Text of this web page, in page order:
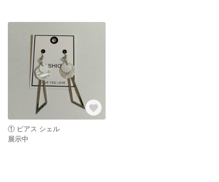
① ピアス シェル
展示中